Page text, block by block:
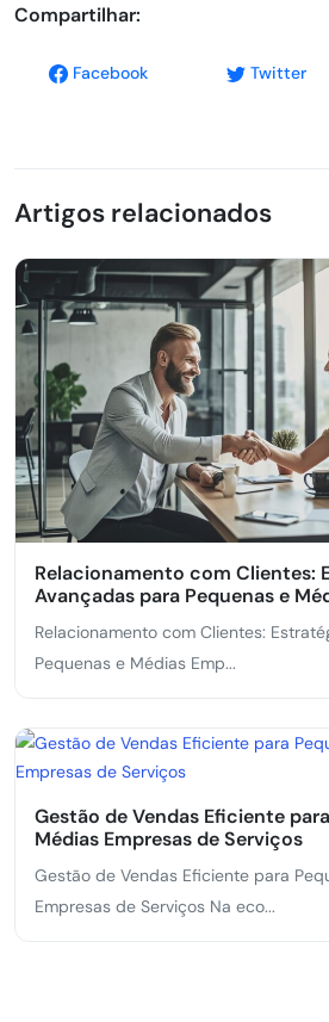
Compartilhar:
Facebook Twitter
Artigos relacionados
Relacionamento com Clientes:
Avançadas para Pequenas e
Relacionamento com Clientes:
Pequenas e Médias Emp...
Gestão de Vendas Eficiente
Médias Empresas de Serviços
Gestão de Vendas Eficiente para
Empresas de Serviços Na eco...